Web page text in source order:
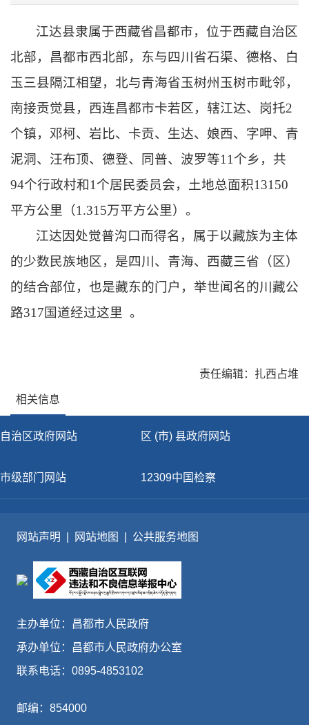
江达县隶属于西藏省昌都市，位于西藏自治区
北部， 昌都市西北部，东与 四川省石渠、 德格、 白
玉三县隔江相望，北与青海省玉树州 玉树市毗邻，
南接贡觉县，西连昌都市卡若区，辖江达、岗托2
个镇， 邓柯、岩比、卡贡、生达、娘西、字呷、青
泥洞、汪布顶、德登、同普、波罗等11个乡，共
94个行政村和1个居民委员会，土地总面积13150
平方公里 （1.315万平方公里） 。
江达因处觉普沟口而得名，属于以藏族为主体
的少数民族地区，是四川、青海、西藏三省（区）
的结合部位，也是藏东的门户，举世闻名的川藏公
路317国道经过这里 。
责任编辑：扎西占堆
相关信息
自治区政府网站 区 (市) 县政府网站
市级部门网站 12309中国检察
网站声明 网站地图 公共服务地图
主办单位：昌都市人民政府
承办单位：昌都市人民政府办公室
联系电话：0895-4853102
邮编：854000